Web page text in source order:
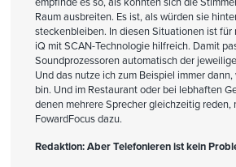
Raum ausbreiten. Es ist, als würden sie
steckenbleiben. In diesen Situationen ist für
iQ mit SCAN-Technologie hilfreich. Damit
Soundprozessoren automatisch der
Und das nutze ich zum Beispiel immer
bin. Und im Restaurant oder bei lebhaften
denen mehrere Sprecher gleichzeitig reden,
FowardFocus dazu.
Redaktion: Aber Telefonieren ist kein